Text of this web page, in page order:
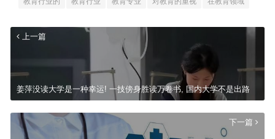
上一篇
姜萍没读大学是一种幸运! 一技傍身胜读万卷书, 国内大学不是出路
下一篇